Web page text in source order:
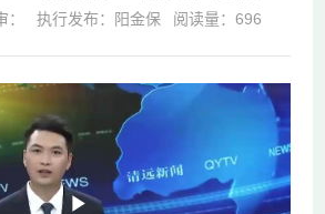
： 执行发布：阳金保 阅读量： 696